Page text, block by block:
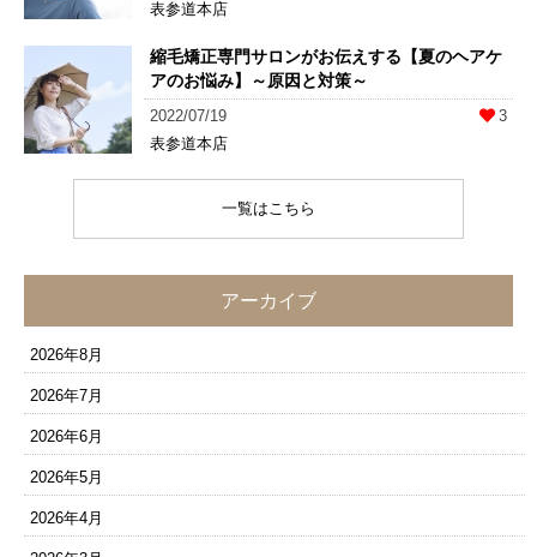
表参道本店
縮毛矯正専門サロンがお伝えする【夏のヘアケ
アのお悩み】～原因と対策～
2022/07/19
3
表参道本店
一覧はこちら
アーカイブ
2026年8月
2026年7月
2026年6月
2026年5月
2026年4月